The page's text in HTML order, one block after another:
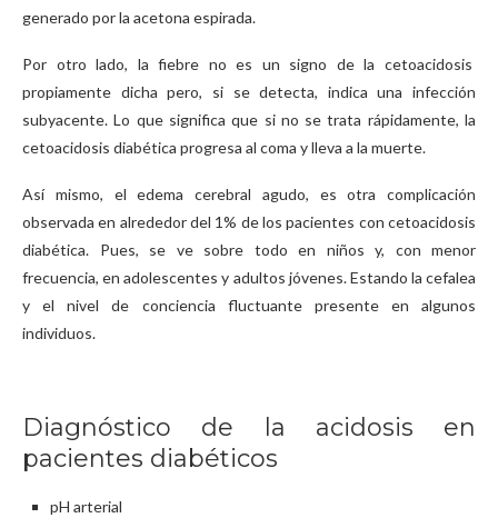
generado por la acetona espirada.
Por otro lado, la fiebre no es un signo de la cetoacidosis
propiamente dicha pero, si se detecta, indica una infección
subyacente. Lo que significa que si no se trata rápidamente, la
cetoacidosis diabética progresa al coma y lleva a la muerte.
Así mismo, el edema cerebral agudo, es otra complicación
observada en alrededor del 1% de los pacientes con cetoacidosis
diabética. Pues, se ve sobre todo en niños y, con menor
frecuencia, en adolescentes y adultos jóvenes. Estando la cefalea
y el nivel de conciencia fluctuante presente en algunos
individuos.
Diagnóstico de la acidosis en
pacientes diabéticos
pH arterial